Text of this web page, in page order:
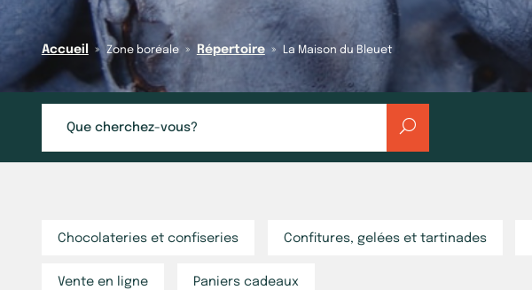
Accueil » Zone boréale » Répertoire » La Maison du Bleuet
Chocolateries et confiseries Confitures, gelées et tartinades
Vente en ligne Paniers cadeaux